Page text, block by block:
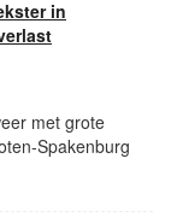
in
met grote
Spakenburg